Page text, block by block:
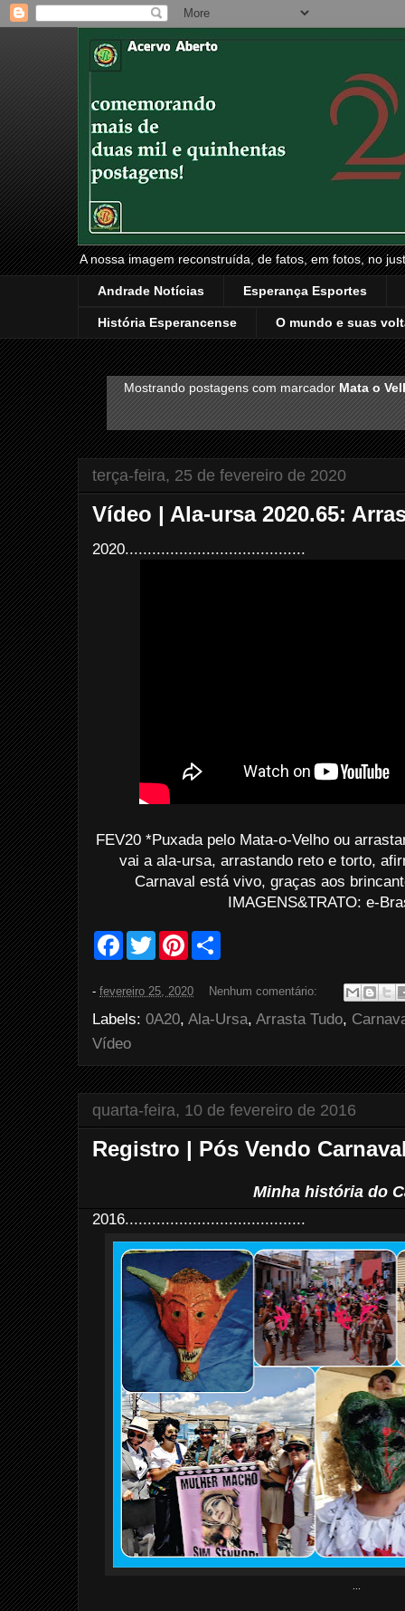
A nossa imagem reconstruída, de fatos, em fotos, no
Andrade Notícias Esperança Esportes
História Esperancense O mundo e suas
Mostrando postagens com marcadorMata o
terça-feira, 25 de fevereiro de 2020
Vídeo | Ala-ursa 2020.65:
2020........................................
FEV20 *Puxada pelo Mata-o-Velho ou
vai a ala-ursa, arrastando reto e torto,
Carnaval está vivo, graças aos
IMAGENS&TRATO: e-
F
b
o
o
k
T
w
t
e
r
P
e
e
e
- fevereiro 25, 2020 Nenhum comentário:
Labels: 0A20, Ala-Ursa, Arrasta Tudo,
Vídeo
quarta-feira, 10 de fevereiro de 2016
Registro | Pós Vendo
Minha história do
2016........................................